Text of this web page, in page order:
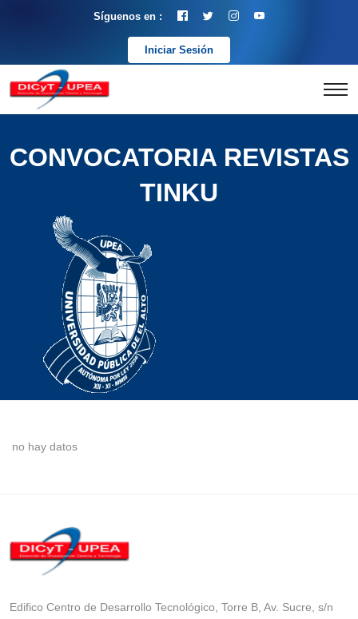
Síguenos en :
Iniciar Sesión
CONVOCATORIA REVISTAS
TINKU
no hay datos
Edifico Centro de Desarrollo Tecnológico, Torre B, Av. Sucre, s/n